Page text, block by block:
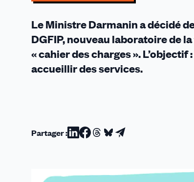
Le Ministre Darmanin a décidé
DGFIP, nouveau laboratoire de
« cahier des charges ».
accueillir des services.
Partager :Partager
Partager
Facebook
Partager
Threads
Partager
Bluesky
Partager
email